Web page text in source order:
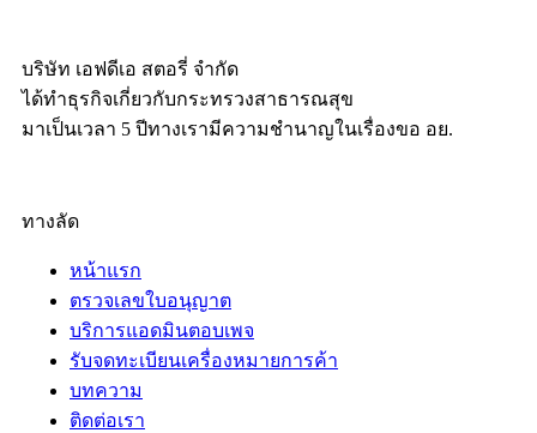
บริษัท เอฟดีเอ สตอรี่ จำกัด
ได้ทำธุรกิจเกี่ยวกับกระทรวงสาธารณสุข
มาเป็นเวลา 5 ปีทางเรามีความชำนาญในเรื่องขอ อย.
ทางลัด
หน้าแรก
ตรวจเลขใบอนุญาต
บริการแอดมินตอบเพจ
รับจดทะเบียนเครื่องหมายการค้า
บทความ
ติดต่อเรา